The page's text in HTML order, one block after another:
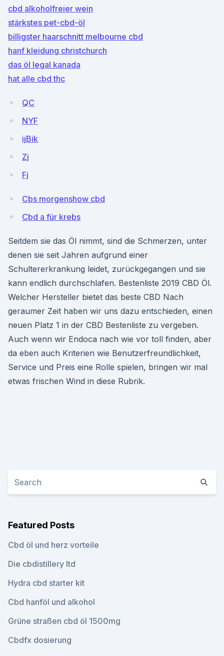
cbd alkoholfreier wein
stärkstes pet-cbd-öl
billigster haarschnitt melbourne cbd
hanf kleidung christchurch
das öl legal kanada
hat alle cbd thc
QC
NYF
ijBik
Zj
Fj
Cbs morgenshow cbd
Cbd a für krebs
Seitdem sie das Öl nimmt, sind die Schmerzen, unter
denen sie seit Jahren aufgrund einer
Schultererkrankung leidet, zurückgegangen und sie
kann endlich durchschlafen. Bestenliste 2019 CBD Öl.
Welcher Hersteller bietet das beste CBD Nach
geraumer Zeit haben wir uns dazu entschieden, einen
neuen Platz 1 in der CBD Bestenliste zu vergeben.
Auch wenn wir Endoca nach wie vor toll finden, aber
da eben auch Kriterien wie Benutzerfreundlichkeit,
Service und Preis eine Rolle spielen, bringen wir mal
etwas frischen Wind in diese Rubrik.
Featured Posts
Cbd öl und herz vorteile
Die cbdistillery ltd
Hydra cbd starter kit
Cbd hanföl und alkohol
Grüne straßen cbd öl 1500mg
Cbdfx dosierung